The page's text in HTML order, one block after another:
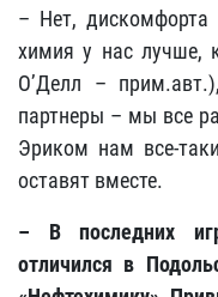
– Нет, дискомфорта
химия у нас лучше,
О’Делл –
партнеры – мы все
Эриком нам все-
оставят вместе.
– В последних
отличился в